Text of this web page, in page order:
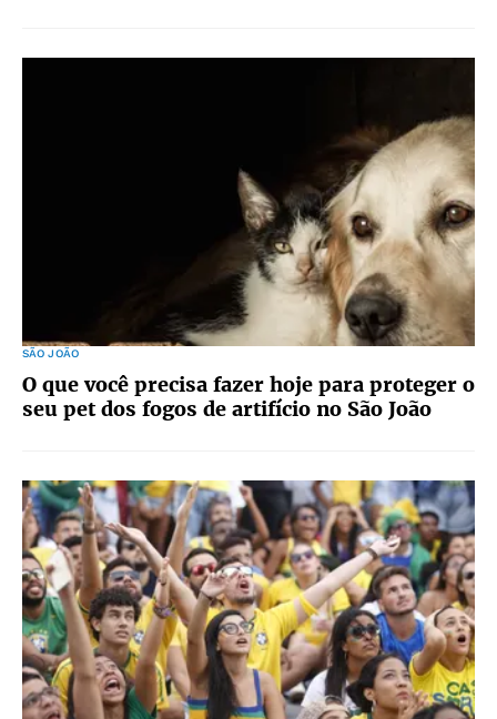
SÃO JOÃO
O que você precisa fazer hoje para proteger o
seu pet dos fogos de artifício no São João